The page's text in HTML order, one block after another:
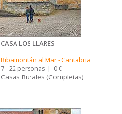
CASA LOS LLARES
Ribamontán al Mar-Cantabria
7 - 22 personas | 0 €
Casas Rurales (Completas)